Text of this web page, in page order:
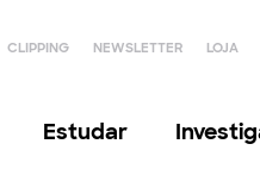
CLIPPING NEWSLETTER LOJA
Estudar